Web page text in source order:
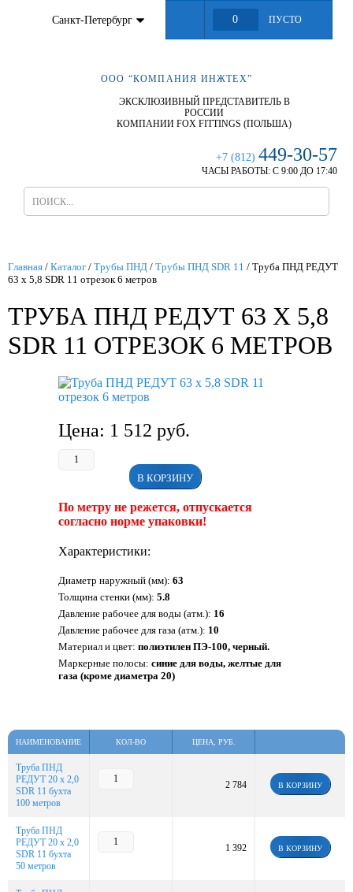
Санкт-Петербург 0 ПУСТО
ООО “КОМПАНИЯ ИНЖТЕХ”
ЭКСКЛЮЗИВНЫЙ ПРЕДСТАВИТЕЛЬ В
РОССИИ
КОМПАНИИ FOX FITTINGS (ПОЛЬША)
+7 (812) 449-30-57
ЧАСЫ РАБОТЫ: С 9:00 ДО 17:40
Главная / Каталог / Трубы ПНД / Трубы ПНД SDR 11 / Труба ПНД РЕДУТ
63 х 5,8 SDR 11 отрезок 6 метров
ТРУБА ПНД РЕДУТ 63 Х 5,8
SDR 11 ОТРЕЗОК 6 МЕТРОВ
Цена: 1 512 руб.
В КОРЗИНУ
По метру не режется, отпускается
согласно норме упаковки!
Характеристики:
Диаметр наружный (мм): 63
Толщина стенки (мм): 5.8
Давление рабочее для воды (атм.): 16
Давление рабочее для газа (атм.): 10
Материал и цвет: полиэтилен ПЭ-100, черный.
Маркерные полосы: синие для воды, желтые для
газа (кроме диаметра 20)
НАИМЕНОВАНИЕ КОЛ-ВО ЦЕНА, РУБ.
Труба ПНД
РЕДУТ 20 х 2,0
SDR 11 бухта
100 метров
2 784 В КОРЗИНУ
Труба ПНД
РЕДУТ 20 х 2,0
SDR 11 бухта
50 метров
1 392 В КОРЗИНУ